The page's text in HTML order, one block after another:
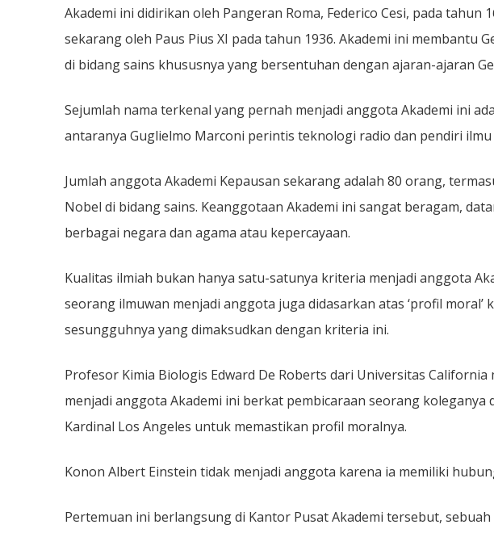
Akademi ini didirikan oleh Pangeran Roma, Federico Cesi, pada tahun
sekarang oleh Paus Pius XI pada tahun 1936. Akademi ini membantu
di bidang sains khususnya yang bersentuhan dengan ajaran-ajaran
Sejumlah nama terkenal yang pernah menjadi anggota Akademi ini
antaranya Guglielmo Marconi perintis teknologi radio dan pendiri
Jumlah anggota Akademi Kepausan sekarang adalah 80 orang,
Nobel di bidang sains. Keanggotaan Akademi ini sangat beragam,
berbagai negara dan agama atau kepercayaan.
Kualitas ilmiah bukan hanya satu-satunya kriteria menjadi anggota
seorang ilmuwan menjadi anggota juga didasarkan atas ‘profil moral’
sesungguhnya yang dimaksudkan dengan kriteria ini.
Profesor Kimia Biologis Edward De Roberts dari Universitas
menjadi anggota Akademi ini berkat pembicaraan seorang koleganya
Kardinal Los Angeles untuk memastikan profil moralnya.
Konon Albert Einstein tidak menjadi anggota karena ia memiliki
Pertemuan ini berlangsung di Kantor Pusat Akademi tersebut,